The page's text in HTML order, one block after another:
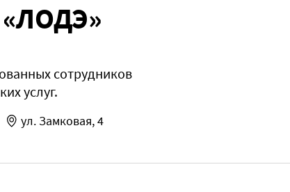
сотрудников
услуг.
ул. Замковая, 4